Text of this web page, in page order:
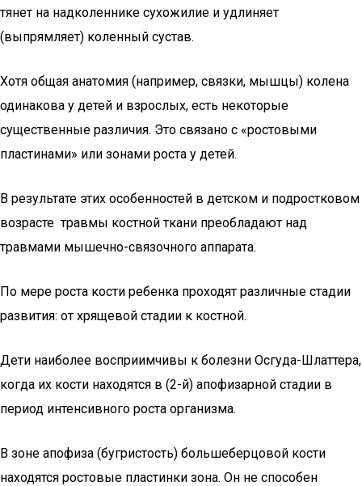
тянет на надколеннике сухожилие и удлиняет
(выпрямляет) коленный сустав.
Хотя общая анатомия (например, связки, мышцы) колена
одинакова у детей и взрослых, есть некоторые
существенные различия. Это связано с «ростовыми
пластинами» или зонами роста у детей.
В результате этих особенностей в детском и подростковом
возрасте травмы костной ткани преобладают над
травмами мышечно-связочного аппарата.
По мере роста кости ребенка проходят различные стадии
развития: от хрящевой стадии к костной.
Дети наиболее восприимчивы к болезни Осгуда-Шлаттера,
когда их кости находятся в (2-й) апофизарной стадии в
период интенсивного роста организма.
В зоне апофиза (бугристость) большеберцовой кости
находятся ростовые пластинки зона. Он не способен